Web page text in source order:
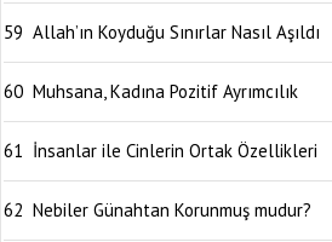
59 Allah’ın Koyduğu Sınırlar Nasıl Aşıldı
60 Muhsana, Kadına Pozitif Ayrımcılık
61 İnsanlar ile Cinlerin Ortak Özellikleri
62 Nebiler Günahtan Korunmuş mudur?